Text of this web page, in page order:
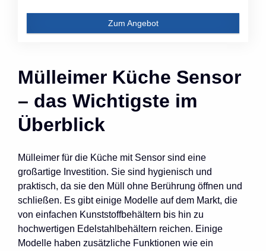
Zum Angebot
Mülleimer Küche Sensor
– das Wichtigste im
Überblick
Mülleimer für die Küche mit Sensor sind eine
großartige Investition. Sie sind hygienisch und
praktisch, da sie den Müll ohne Berührung öffnen und
schließen. Es gibt einige Modelle auf dem Markt, die
von einfachen Kunststoffbehältern bis hin zu
hochwertigen Edelstahlbehältern reichen. Einige
Modelle haben zusätzliche Funktionen wie ein